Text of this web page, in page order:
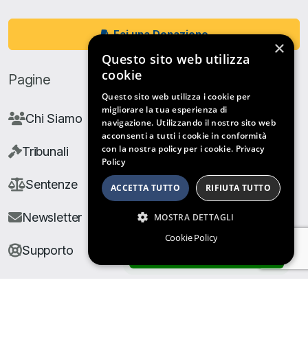
Fai una Donazione
Pagine
Chi Siamo
Tribunali
Sentenze
Newsletter
Supporto
×
Questo sito web utilizza
cookie
Questo sito web utilizza i cookie per
migliorare la tua esperienza di
navigazione. Utilizzando il nostro sito web
acconsenti a tutti i cookie in conformità
con la nostra policy per i cookie. Privacy
Policy
ACCETTA TUTTO RIFIUTA TUTTO
MOSTRA DETTAGLI
Cookie Policy